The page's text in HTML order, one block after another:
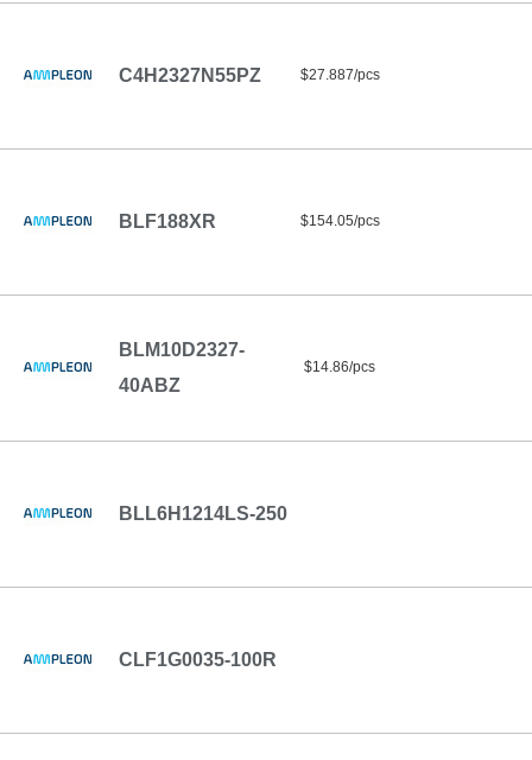
C4H2327N55PZ $27.887/pcs
BLF188XR $154.05/pcs
BLM10D2327-
40ABZ
$14.86/pcs
BLL6H1214LS-250
CLF1G0035-100R